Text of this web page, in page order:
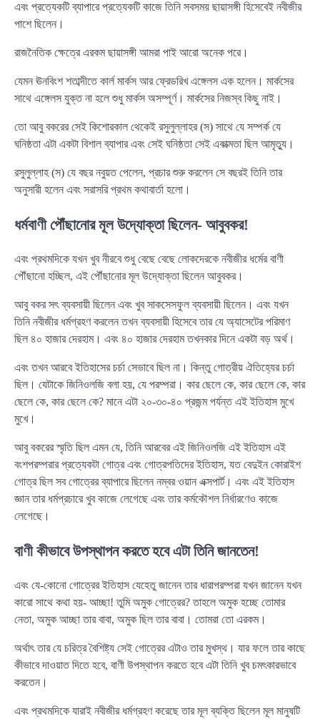
এবং প্রত্যেকটি ব্যাপারে প্রত্যেকটি কাজে তিনি সবসময় ছায়াসঙ্গী হিসেবেই নবীজীর
পাশে ছিলেন।
রাজনৈতিক ক্ষেত্রে এরকম ছায়াসঙ্গী আমরা পাই আরো অনেক পরে।
যেমন ঊনবিংশ শতাব্দীতে কার্ল মার্কস আর ফ্রেডরিখ এঙ্গেলস এক হলেন। মার্কসের
সাথে এঙ্গেলস যুক্ত না হলে শুধু মার্কস অসম্পূর্ণ। মার্কসের নিজস্ব কিছু নাই।
তো আবু বকরের সেই কিশোরকাল থেকেই রসুলুল্লাহর (স) সাথে যে সম্পর্ক যে
ঘনিষ্ঠতা এটা একটা বিশাল ব্যাপার এবং সেই ঘনিষ্ঠতা সেই একাত্মতা ছিল আমৃত্যু।
রসুলুল্লাহ (স) যে বছর নবুয়ত পেলেন, প্রচার শুরু করলেন সে বছরই তিনি তার
অনুসারী হলেন এবং সরাসরি প্রথম কথাবার্তা হলো।
ধর্মবাণী পৌঁছানোর মূল উদ্যোক্তা ছিলেন- আবুবকর!
এবং প্রথমদিকে যখন খুব নীরবে শুধু বেছে বেছে লোকদেরকে নবীজীর ধর্মের বাণী
পৌঁছানো হচ্ছিল, এই পৌঁছানোর মূল উদ্যোক্তা ছিলেন আবুবকর।
আবু বকর সৎ ব্যবসায়ী ছিলেন এবং খুব সাকসেসফুল ব্যবসায়ী ছিলেন। এবং যখন
তিনি নবীজীর ধর্মগ্রহণ করলেন তখন ব্যবসায়ী হিসেবে তার যে অ্যাসেটের পরিমাণ
ছিল ৪০ হাজার দেরহাম। এবং ৪০ হাজার দেরহাম তখনকার দিনে একটা বড় অর্থ।
এবং তখন আরবে ইতিহাসের চর্চা সেভাবে ছিল না। কিন্তু গোত্রীয় ঐতিহ্যের চর্চা
ছিল। যেটাকে জিনিওলজি বলা হয়, যে পরম্পরা। কার ছেলে কে, কার ছেলে কে, কার
ছেলে কে, কার ছেলে কে? মানে এটা ২০-৩০-৪০ প্রজন্ম পর্যন্ত এই ইতিহাস মুখে
মুখে।
আবু বকরের স্মৃতি ছিল এমন যে, তিনি আরবের এই জিনিওলজি এই ইতিহাস এই
বংশপরম্পরার প্রত্যেকটা গোত্র এবং গোত্রপতিদের ইতিহাস, যত বেদুইন কোরাইশ
গোত্র ছিল সব গোত্রের ব্যাপারে ছিলেন নম্বর ওয়ান এক্সপার্ট। এবং এই ইতিহাস
জ্ঞান তার ধর্মপ্রচারে খুব কাজে লেগেছে এবং তার কর্মকৌশল নির্ধারণেও কাজে
লেগেছে।
বাণী কীভাবে উপস্থাপন করতে হবে এটা তিনি জানতেন!
এবং যে-কোনো গোত্রের ইতিহাস যেহেতু জানেন তার ধারাপরম্পরা যখন জানেন যখন
কারো সাথে কথা হয়- আচ্ছা! তুমি অমুক গোত্রের? তাহলে অমুক হচ্ছে তোমার
নেতা, অমুক আচ্ছা তার বাবা, অমুক ছিল তার বাবা। তোমরা তো এরকম।
অর্থাৎ তার যে চরিত্র বৈশিষ্ট্য সেই গোত্রের এটাও তার মুখস্থ। যার ফলে তার কাছে
কীভাবে দাওয়াত দিতে হবে, বাণী উপস্থাপন করতে হবে এটা তিনি খুব চমৎকারভাবে
করতেন।
এবং প্রথমদিকে যারাই নবীজীর ধর্মগ্রহণ করেছে তার মূল ব্যক্তি ছিলেন মূল মানুষটি